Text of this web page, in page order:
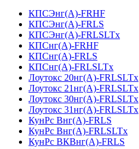
КПСЭнг(А)-FRHF
КПСЭнг(А)-FRLS
КПСЭнг(А)-FRLSLTx
КПСнг(А)-FRHF
КПСнг(А)-FRLS
КПСнг(А)-FRLSLTx
Лоутокс 20нг(А)-FRLSLTx
Лоутокс 21нг(А)-FRLSLTx
Лоутокс 30нг(А)-FRLSLTx
Лоутокс 31нг(А)-FRLSLTx
КунРс Внг(А)-FRLS
КунРс Внг(А)-FRLSLTx
КунРс ВКВнг(А)-FRLS